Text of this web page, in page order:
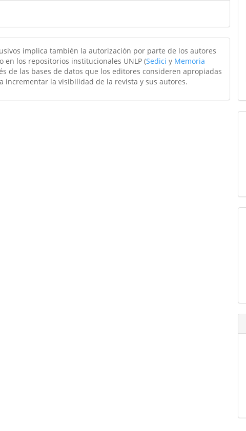
implica también la autorización por parte de los autores
en los repositorios institucionales UNLP (Sedici y Memoria
de las bases de datos que los editores consideren apropiadas
incrementar la visibilidad de la revista y sus autores.